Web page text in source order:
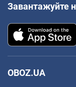
Завантажуйте
OBOZ.UA